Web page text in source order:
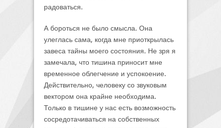
радоваться.
А бороться не было смысла. Она
улеглась сама, когда мне приоткрылась
завеса тайны моего состояния. Не зря я
замечала, что тишина приносит мне
временное облегчение и успокоение.
Действительно, человеку со звуковым
вектором она крайне необходима.
Только в тишине у нас есть возможность
сосредотачиваться на собственных